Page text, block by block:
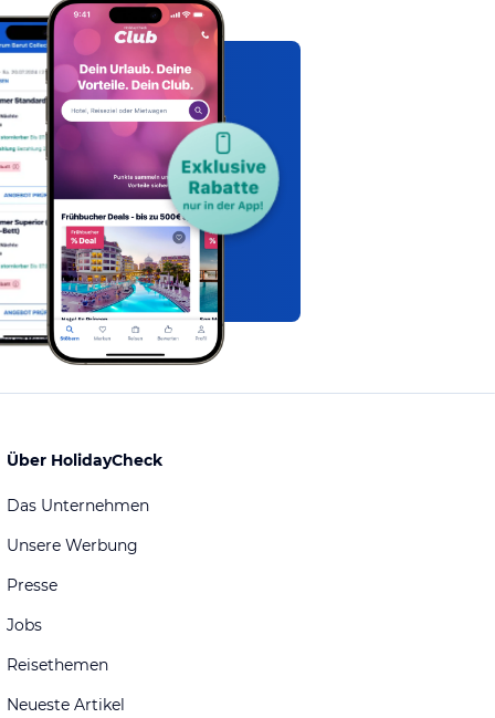
Über HolidayCheck
Das Unternehmen
Unsere Werbung
Presse
Jobs
Reisethemen
Neueste Artikel